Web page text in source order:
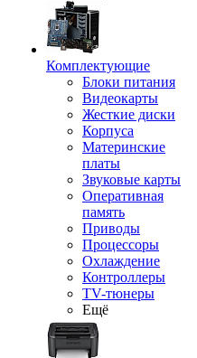
Комплектующие
Блоки питания
Видеокарты
Жесткие диски
Корпуса
Материнские
платы
Звуковые карты
Оперативная
память
Приводы
Процессоры
Охлаждение
Контроллеры
TV-тюнеры
Ещё